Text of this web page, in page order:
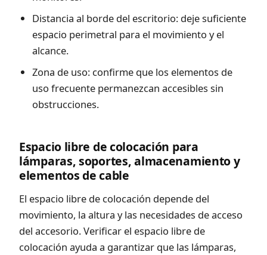
Distancia al borde del escritorio: deje suficiente
espacio perimetral para el movimiento y el
alcance.
Zona de uso: confirme que los elementos de
uso frecuente permanezcan accesibles sin
obstrucciones.
Espacio libre de colocación para
lámparas, soportes, almacenamiento y
elementos de cable
El espacio libre de colocación depende del
movimiento, la altura y las necesidades de acceso
del accesorio. Verificar el espacio libre de
colocación ayuda a garantizar que las lámparas,